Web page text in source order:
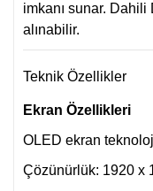
imkanı sunar. Dahili
alınabilir.
Teknik Özellikler
Ekran Özellikleri
OLED ekran
Çözünürlük: 1920 x